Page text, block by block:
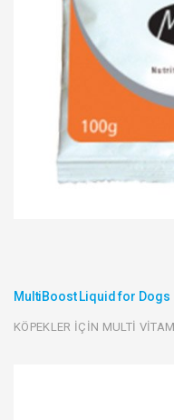
MultiBoost Liquid for Dogs
KÖPEKLER İÇİN MULTİ